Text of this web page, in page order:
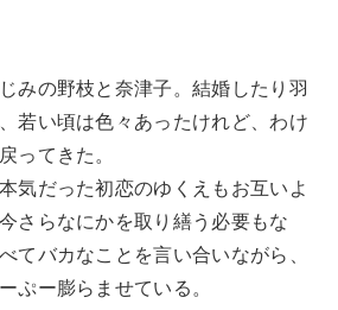
みの野枝と奈津子。結婚したり羽
若い頃は色々あったけれど、わけ
ってきた。
気だった初恋のゆくえもお互いよ
さらなにかを取り繕う必要もな
てバカなことを言い合いながら、
ぷー膨らませている。